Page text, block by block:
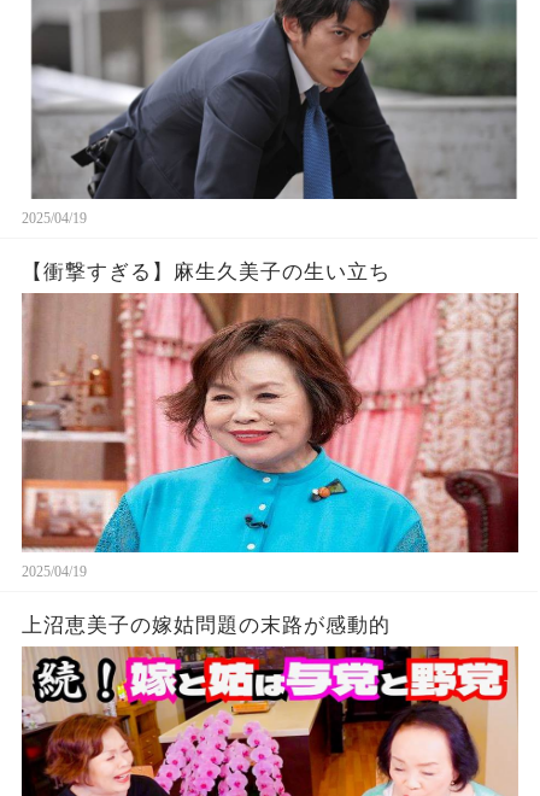
2025/04/19
【衝撃すぎる】麻生久美子の生い立ち
2025/04/19
上沼恵美子の嫁姑問題の末路が感動的